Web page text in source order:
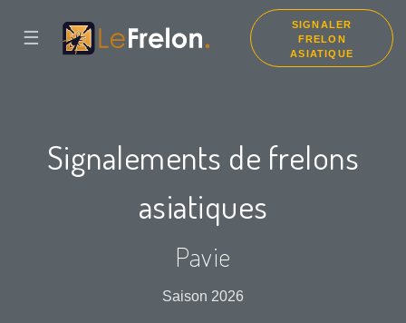
☰
SIGNALER
FRELON
ASIATIQUE
Signalements de frelons
asiatiques
Pavie
Saison 2026